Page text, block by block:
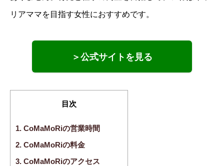
リアママを目指す女性におすすめです。
＞公式サイトを見る
目次
1. CoMaMoRiの営業時間
2. CoMaMoRiの料金
3. CoMaMoRiのアクセス